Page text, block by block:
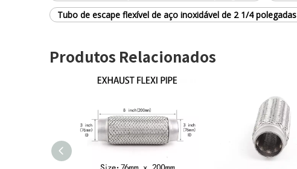
Tubo de escape flexível de aço inoxidável de 2 1/4 polegadas
Produtos Relacionados